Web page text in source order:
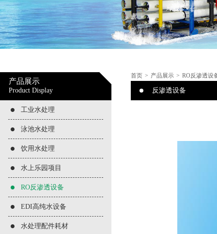
产品展示
Product Display
工业水处理
泳池水处理
饮用水处理
水上乐园项目
RO反渗透设备
EDI高纯水设备
水处理配件耗材
首页 > 产品展示 > RO反渗透设
反渗透设备